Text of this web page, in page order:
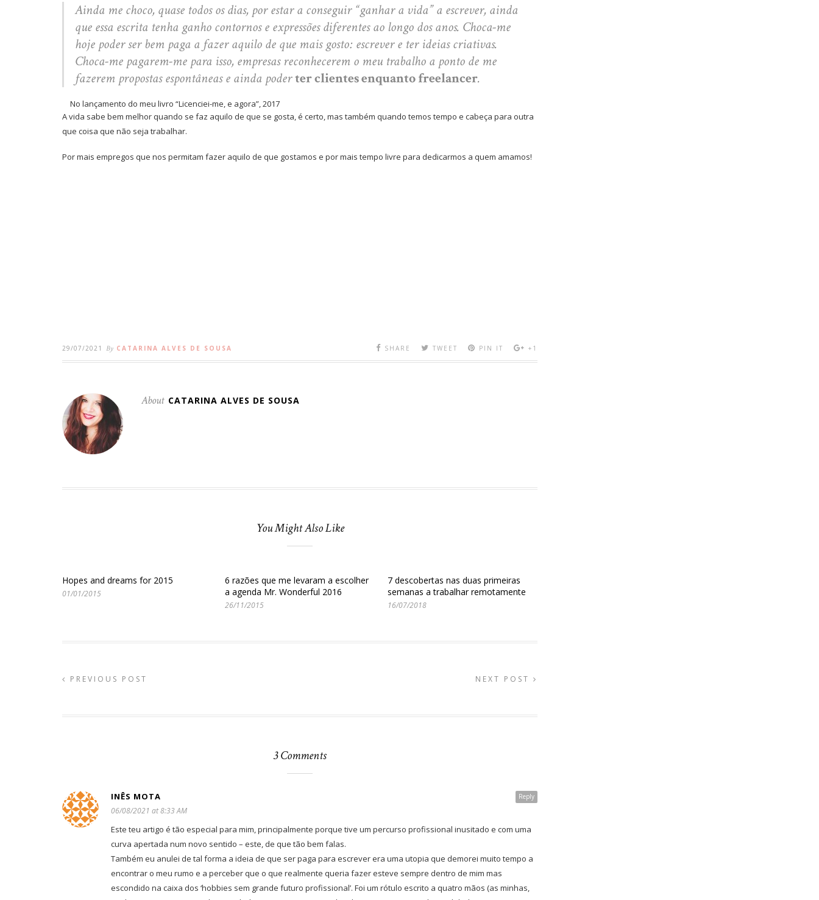
Ainda me choco, quase todos os dias, por estar a conseguir “ganhar a vida” a escrever, ainda
que essa escrita tenha ganho contornos e expressões diferentes ao longo dos anos. Choca-me
hoje poder ser bem paga a fazer aquilo de que mais gosto: escrever e ter ideias criativas.
Choca-me pagarem-me para isso, empresas reconhecerem o meu trabalho a ponto de me
fazerem propostas espontâneas e ainda poderter clientes enquanto freelancer.
No lançamento do meu livro “Licenciei-me, e agora”, 2017
A vida sabe bem melhor quando se faz aquilo de que se gosta, é certo, mas também quando temos tempo e cabeça para outra
que coisa que não seja trabalhar.
Por mais empregos que nos permitam fazer aquilo de que gostamos e por mais tempo livre para dedicarmos a quem amamos!
29/07/2021 By CATARINA ALVES DE SOUSA SHARE TWEET PIN IT +1
About CATARINA ALVES DE SOUSA
You Might Also Like
Hopes and dreams for 2015
01/01/2015
6 razões que me levaram a escolher
a agenda Mr. Wonderful 2016
26/11/2015
7 descobertas nas duas primeiras
semanas a trabalhar remotamente
16/07/2018
PREVIOUS POST NEXT POST
3 Comments
Reply
INÊS MOTA
06/08/2021 at 8:33 AM
Este teu artigo é tão especial para mim, principalmente porque tive um percurso profissional inusitado e com uma
curva apertada num novo sentido – este, de que tão bem falas.
Também eu anulei de tal forma a ideia de que ser paga para escrever era uma utopia que demorei muito tempo a
encontrar o meu rumo e a perceber que o que realmente queria fazer esteve sempre dentro de mim mas
escondido na caixa dos ‘hobbies sem grande futuro profissional’. Foi um rótulo escrito a quatro mãos (as minhas,